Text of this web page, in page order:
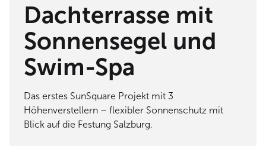
Dachterrasse mit
Sonnensegel und
Swim-Spa
Das erstes SunSquare Projekt mit 3
Höhenverstellern – flexibler Sonnenschutz mit
Blick auf die Festung Salzburg.